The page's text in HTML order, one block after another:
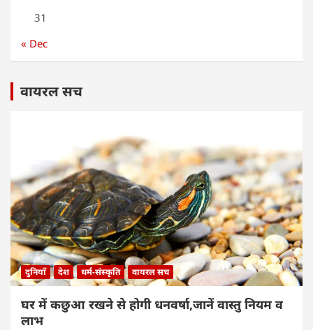
31
« Dec
वायरल सच
दुनियाँ देश धर्म-संस्कृति वायरल सच
घर में कछुआ रखने से होगी धनवर्षा,जानें वास्तु नियम व
लाभ